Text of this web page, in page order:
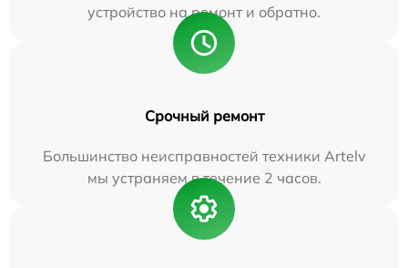
устройство на ремонт и обратно.
Срочный ремонт
Большинство неисправностей техники Artelv
мы устраняем в течение 2 часов.